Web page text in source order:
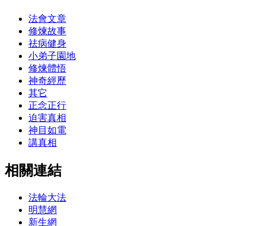
法會文章
修煉故事
祛病健身
小弟子園地
修煉體悟
神奇經歷
其它
正念正行
迫害真相
神目如電
講真相
相關連結
法輪大法
明慧網
新生網